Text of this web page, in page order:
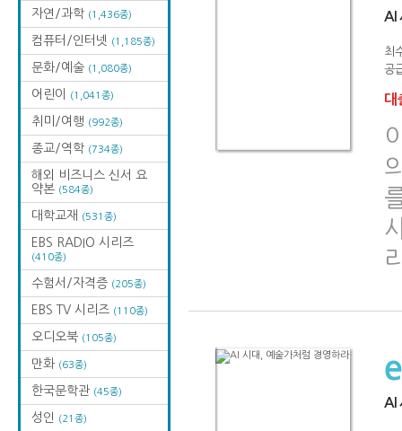
자연/과학 (1,436종)
컴퓨터/인터넷 (1,185종)
문화/예술 (1,080종)
어린이 (1,041종)
취미/여행 (992종)
종교/역학 (734종)
해외 비즈니스 신서 요
약본 (584종)
대학교재 (531종)
EBS RADIO 시리즈
(410종)
수험서/자격증 (205종)
EBS TV 시리즈 (110종)
오디오북 (105종)
만화 (63종)
한국문학관 (45종)
성인 (21종)
AI
최
공
대
AI